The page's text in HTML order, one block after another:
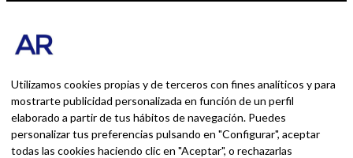
Experiencias personales y profesionales de una
persona que disfruta con lo que hace cada día
BUSCAR POR:
Utilizamos cookies propias y de terceros con fines analíticos y para
mostrarte publicidad personalizada en función de un perfil
elaborado a partir de tus hábitos de navegación. Puedes
personalizar tus preferencias pulsando en "Configurar", aceptar
todas las cookies haciendo clic en "Aceptar", o rechazarlas